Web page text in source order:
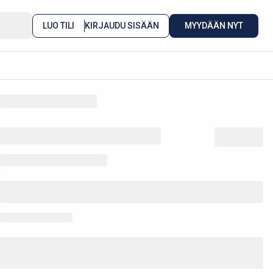
LUO TILI KIRJAUDU SISÄÄN MYYDÄÄN NYT